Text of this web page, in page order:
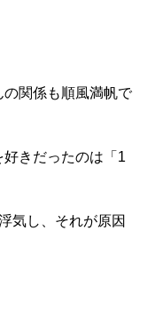
の関係も順風満帆で
きだったのは「1
気し、それが原因